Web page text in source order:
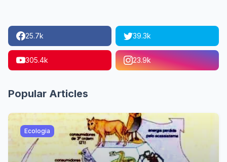
25.7k 39.3k
305.4k 23.9k
Popular Articles
Ecologia